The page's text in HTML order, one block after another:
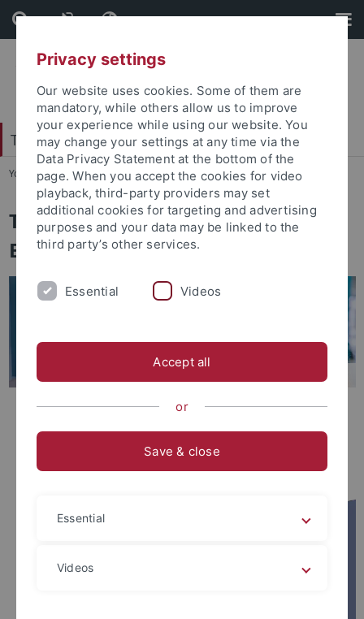
Skip
to
content
Skip
to
footer
Tübingen Center for Digital Education
You are here: Startseite ... TüCeDE
Tübingen Center for Digital
Education (TüCeDE)
Wir erforschen adaptive digitale Bildung
Privacy settings
Our website uses cookies. Some of them are
mandatory, while others allow us to improve
your experience while using our website. You
may change your settings at any time via the
Data Privacy Statement at the bottom of the
page. When you accept the cookies for video
playback, third-party providers may set
additional cookies for targeting and advertising
purposes and your data may be linked to the
third party’s other services.
Essential Videos
Accept all
or
Save & close
Essential
Videos